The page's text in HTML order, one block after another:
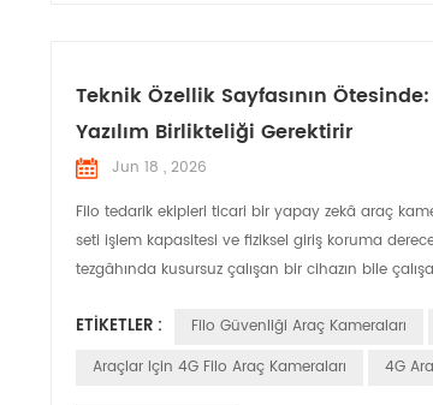
Teknik Özellik Sayfasının
Yazılım Birlikteliği Gerektirir
Jun 18 , 2026
Filo tedarik ekipleri ticari bir yapay zekâ araç
seti işlem kapasitesi ve fiziksel giriş koruma
tezgâhında kusursuz çalışan bir cihazın bile
ETIKETLER : Filo Güvenliği Araç Kameraları
Araçlar Için 4G Filo Araç Kameraları
4G